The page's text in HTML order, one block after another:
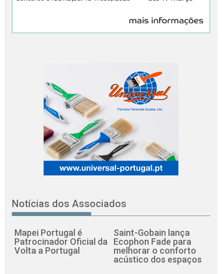
Notícias dos Associados
Mapei Portugal é
Patrocinador Oficial da
Volta a Portugal
Saint-Gobain lança
Ecophon Fade para
melhorar o conforto
acústico dos espaços